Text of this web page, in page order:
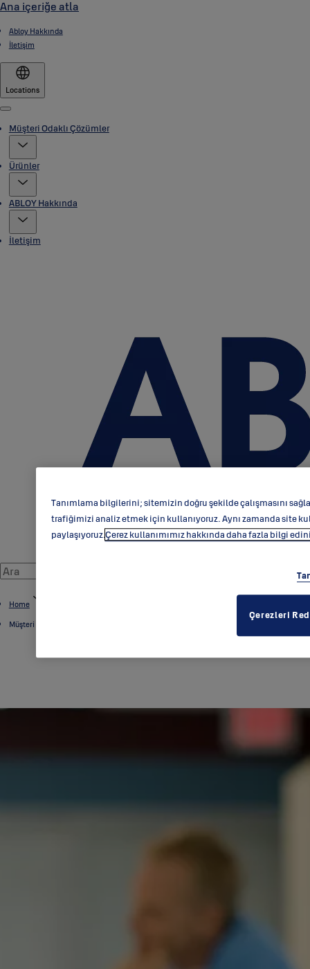
Ana içeriğe atla
Abloy Hakkında
İletişim
Locations
Menu
Müşteri Odaklı Çözümler
Ürünler
ABLOY Hakkında
İletişim
Home
Müşteri Odaklı Çözümler
Tanımlama bilgilerini; sitemizin doğru şekilde çalışmasını
trafiğimizi analiz etmek için kullanıyoruz. Aynı zamanda site
paylaşıyoruz.Çerez kullanımımız hakkında daha fazla bilgi
Çerezleri